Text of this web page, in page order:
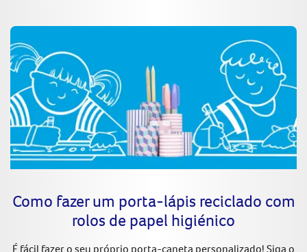
Como fazer um porta-lápis reciclado com
rolos de papel higiénico
É fácil fazer o seu próprio porta-caneta personalizado! Siga o